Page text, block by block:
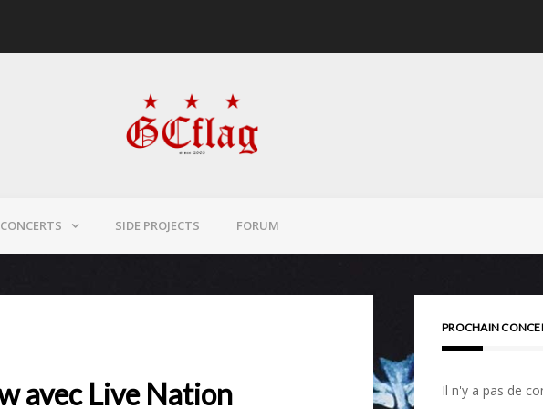
CONCERTS SIDE PROJECTS FORUM
avec Live Nation
PROCHAIN
Il n'y a pas de